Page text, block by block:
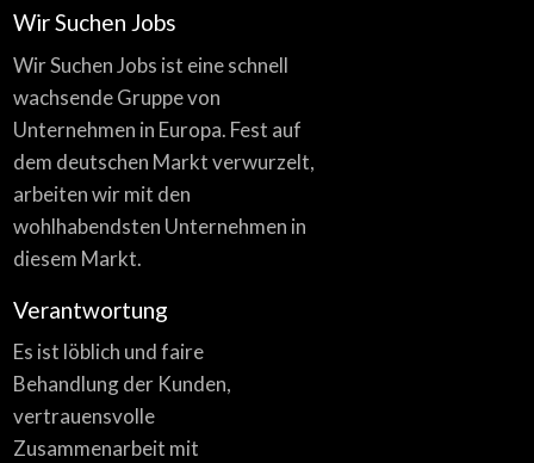
Wir Suchen Jobs
Wir Suchen Jobs ist eine schnell
wachsende Gruppe von
Unternehmen in Europa. Fest auf
dem deutschen Markt verwurzelt,
arbeiten wir mit den
wohlhabendsten Unternehmen in
diesem Markt.
Verantwortung
Es ist löblich und faire
Behandlung der Kunden,
vertrauensvolle
Zusammenarbeit mit